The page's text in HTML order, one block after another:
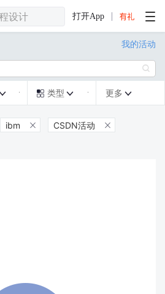
打开App
我的活动

 类型  更多 
ibm  CSDN活动 